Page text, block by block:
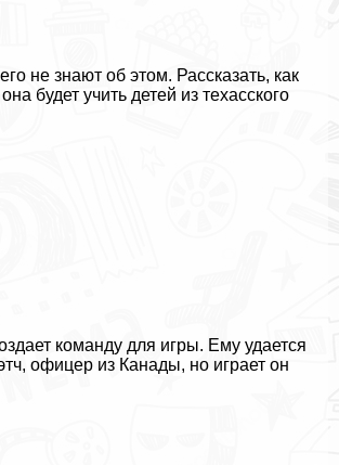
не знают об этом. Рассказать, как
будет учить детей из техасского
комaнду для игры. Ему удается
офицер из Канады, но играет он